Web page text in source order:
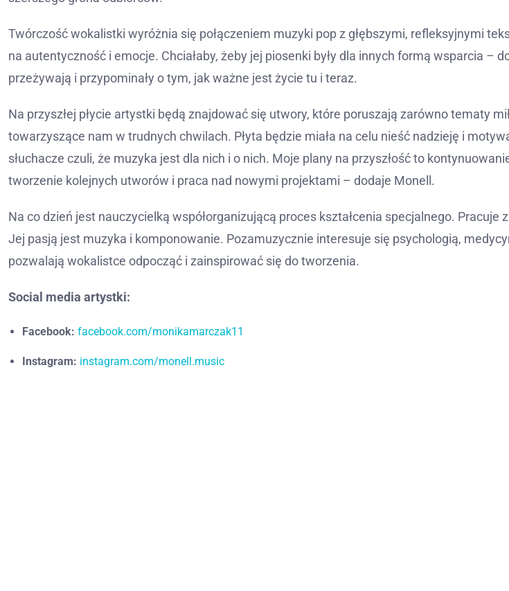
Twórczość wokalistki wyróżnia się połączeniem muzyki pop z głębszymi, refleksyjnymi
na autentyczność i emocje. Chciałaby, żeby jej piosenki były dla innych formą wsparcia –
przeżywają i przypominały o tym, jak ważne jest życie tu i teraz.
Na przyszłej płycie artystki będą znajdować się utwory, które poruszają zarówno tematy
towarzyszące nam w trudnych chwilach. Płyta będzie miała na celu nieść nadzieję i
słuchacze czuli, że muzyka jest dla nich i o nich. Moje plany na przyszłość to
tworzenie kolejnych utworów i praca nad nowymi projektami – dodaje Monell.
Na co dzień jest nauczycielką współorganizującą proces kształcenia specjalnego. Pracuje
Jej pasją jest muzyka i komponowanie. Pozamuzycznie interesuje się psychologią,
pozwalają wokalistce odpocząć i zainspirować się do tworzenia.
Social media artystki:
Facebook: facebook.com/monikamarczak11
Instagram: instagram.com/monell.music